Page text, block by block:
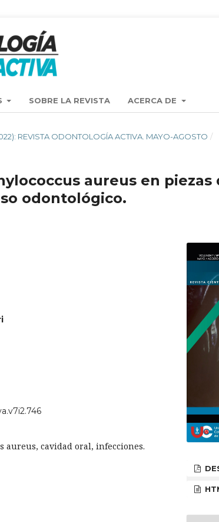
SOBRE LA REVISTA ACERCA DE
REVISTA ODONTOLOGÍA ACTIVA. MAYO-AGOSTO /
aureus en piezas
odontológico.
aureus, cavidad oral, infecciones.